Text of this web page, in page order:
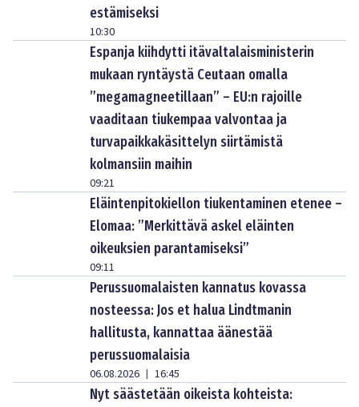
estämiseksi
10:30
Espanja kiihdytti itävaltalaisministerin
mukaan ryntäystä Ceutaan omalla
”megamagneetillaan” – EU:n rajoille
vaaditaan tiukempaa valvontaa ja
turvapaikkakäsittelyn siirtämistä
kolmansiin maihin
09:21
Eläintenpitokiellon tiukentaminen etenee –
Elomaa: ”Merkittävä askel eläinten
oikeuksien parantamiseksi”
09:11
Perussuomalaisten kannatus kovassa
nosteessa: Jos et halua Lindtmanin
hallitusta, kannattaa äänestää
perussuomalaisia
06.08.2026 | 16:45
Nyt säästetään oikeista kohteista: